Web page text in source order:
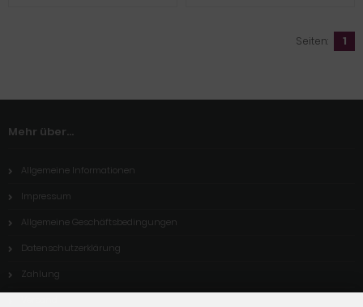
Seiten: 1
Mehr über...
Allgemeine Informationen
Impressum
Allgemeine Geschäftsbedingungen
Datenschutzerklärung
Zahlung